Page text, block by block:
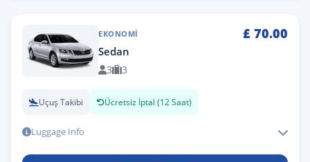
EKONOMI £ 70.00
Sedan
3 3
Uçuş Takibi Ücretsiz İptal (12 Saat)
Luggage Info